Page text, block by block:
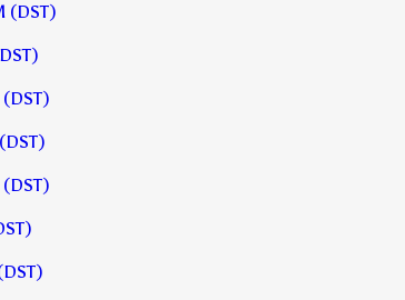
(DST)
(DST)
(DST)
(DST)